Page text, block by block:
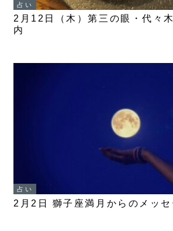
占い
2月12日（木）第三の眼・代々
内
占い
2月2日 獅子座満月からのメッセ